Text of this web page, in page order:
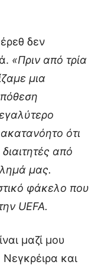
δεν
«Πριν από τρία
μια
ότι
από
μας.
φάκελο που
UEFA.
μαζί μου
και